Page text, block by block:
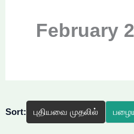
February
Sort: புதியவை முதலில்